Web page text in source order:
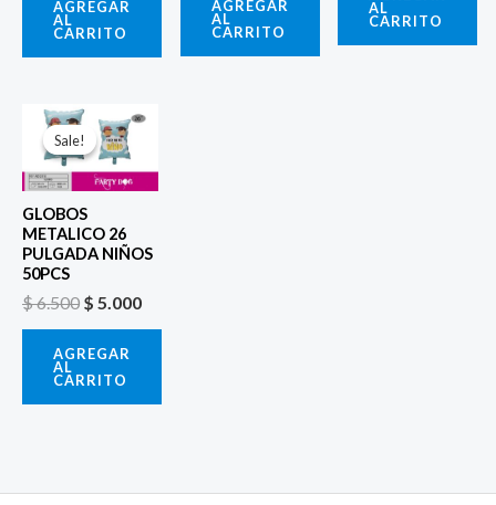
AGREGAR
AL
CARRITO
AGREGAR
AL
CARRITO
AL
CARRITO
Sale!
Sale!
GLOBOS
METALICO 26
PULGADA NIÑOS
50PCS
$6.500
El
precio
original
era:
$ 5.000
El
AGREGAR
AL
CARRITO